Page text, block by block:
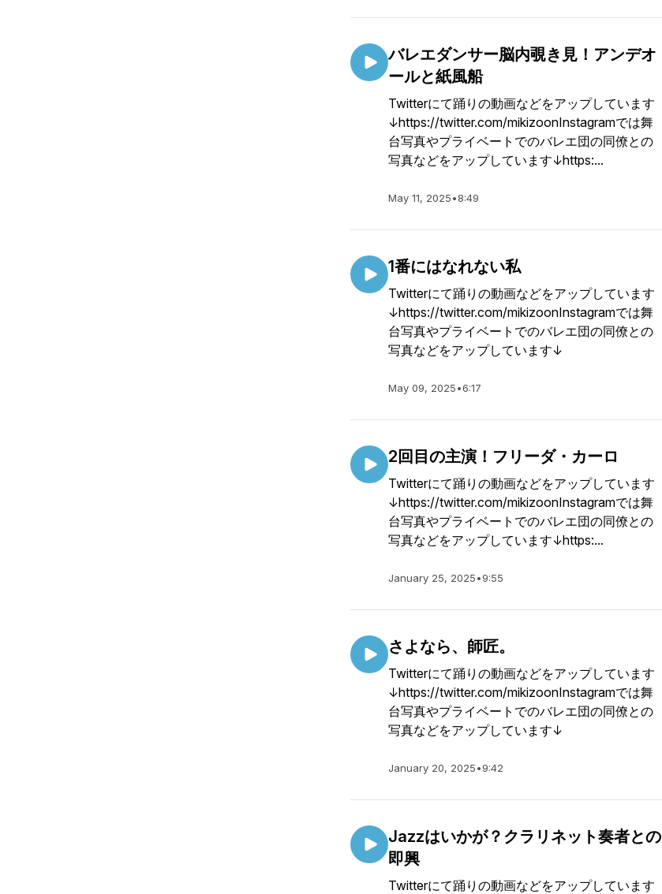
バレエダンサー脳内覗き見！アンデオ
ールと紙風船
Twitterにて踊りの動画などをアップしています
↓https://twitter.com/mikizoonInstagramでは舞
台写真やプライベートでのバレエ団の同僚との
写真などをアップしています↓https:...
May 11, 2025•8:49
1番にはなれない私
Twitterにて踊りの動画などをアップしています
↓https://twitter.com/mikizoonInstagramでは舞
台写真やプライベートでのバレエ団の同僚との
写真などをアップしています↓
May 09, 2025•6:17
2回目の主演！フリーダ・カーロ
Twitterにて踊りの動画などをアップしています
↓https://twitter.com/mikizoonInstagramでは舞
台写真やプライベートでのバレエ団の同僚との
写真などをアップしています↓https:...
January 25, 2025•9:55
さよなら、師匠。
Twitterにて踊りの動画などをアップしています
↓https://twitter.com/mikizoonInstagramでは舞
台写真やプライベートでのバレエ団の同僚との
写真などをアップしています↓
January 20, 2025•9:42
Jazzはいかが？クラリネット奏者との
即興
Twitterにて踊りの動画などをアップしています